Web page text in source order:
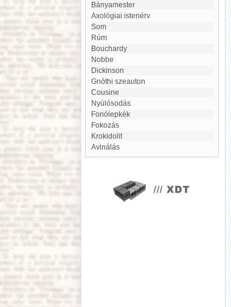
Bányamester
axológiai istenérv
Som
Rúm
Bouchardy
Nobbe
Dickinson
gnóthi szeauton
cousine
Nyúlósodás
Fonólepkék
Fokozás
Krokidolit
Avinálás